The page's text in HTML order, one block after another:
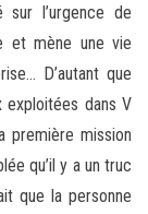
sur l’urgence de
et mène une vie
D’autant que
exploitées dans V
première mission
qu’il y a un truc
que la personne